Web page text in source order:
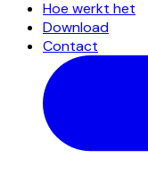
Hoe werkt het
Download
Contact